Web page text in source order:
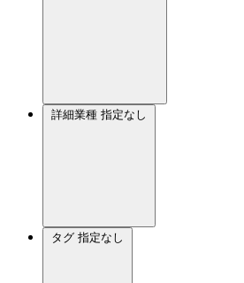
詳細業種 指定なし
タグ 指定なし